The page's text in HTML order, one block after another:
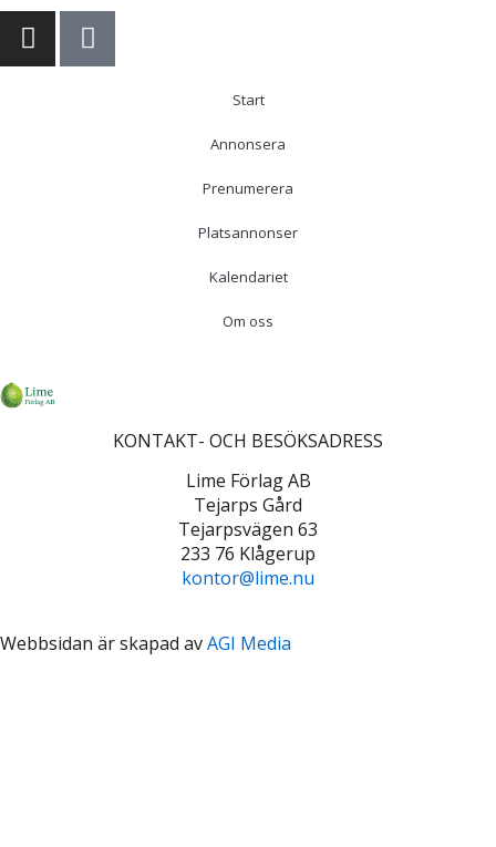
Start
Annonsera
Prenumerera
Platsannonser
Kalendariet
Om oss
KONTAKT- OCH BESÖKSADRESS
Lime Förlag AB
Tejarps Gård
Tejarpsvägen 63
233 76 Klågerup
kontor@lime.nu
Webbsidan är skapad avAGI Media